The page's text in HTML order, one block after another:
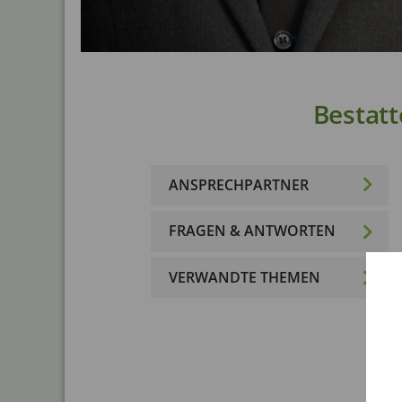
ANSPRECHPARTNER
FRAGEN & ANTWORTEN
VERWANDTE THEMEN